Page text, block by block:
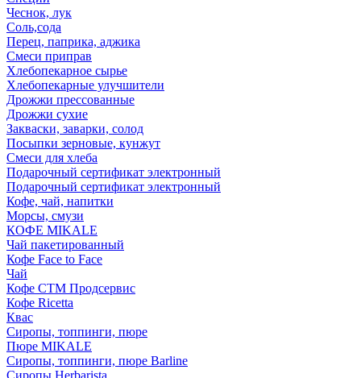
Чеснок, лук
Соль,сода
Перец, паприка, аджика
Смеси приправ
Хлебопекарное сырье
Хлебопекарные улучшители
Дрожжи прессованные
Дрожжи сухие
Закваски, заварки, солод
Посыпки зерновые, кунжут
Смеси для хлеба
Подарочный сертификат электронный
Подарочный сертификат электронный
Кофе, чай, напитки
Морсы, смузи
КОФЕ MIKALE
Чай пакетированный
Кофе Face to Face
Чай
Кофе СТМ Продсервис
Кофе Ricetta
Квас
Сиропы, топпинги, пюре
Пюре MIKALE
Сиропы, топпинги, пюре Barline
Сиропы Herbarista